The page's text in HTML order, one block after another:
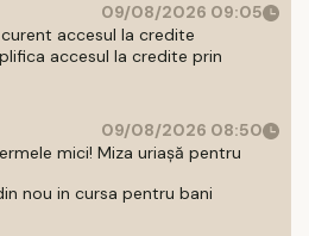
09/08/2026 09:05
accesul la credite
accesul la credite prin
09/08/2026 08:50
mici! Miza uriașă pentru
nou in cursa pentru bani